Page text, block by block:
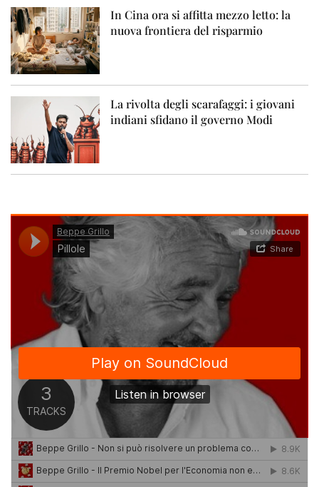
In Cina ora si affitta mezzo letto: la
nuova frontiera del risparmio
La rivolta degli scarafaggi: i giovani
indiani sfidano il governo Modi